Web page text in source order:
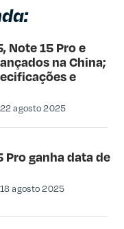
Note 15 Pro e
na China;
e
22 agosto 2025
Pro ganha data de
18 agosto 2025